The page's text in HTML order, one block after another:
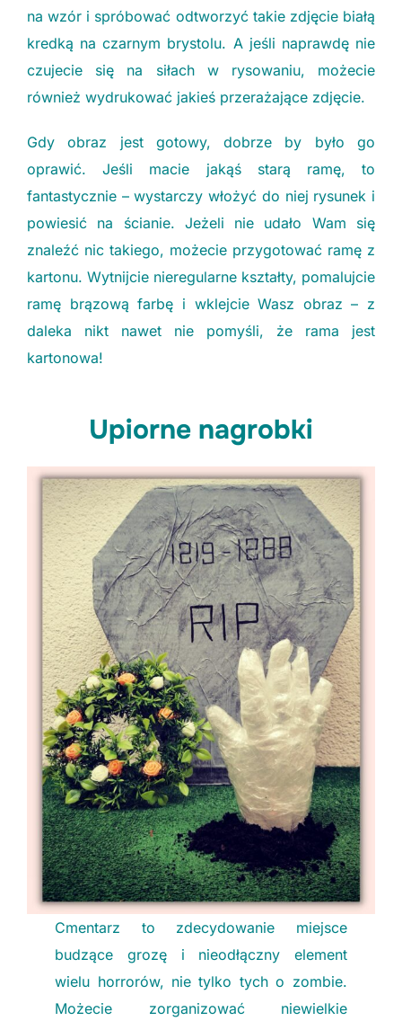
na wzór i spróbować odtworzyć takie zdjęcie białą
kredką na czarnym brystolu. A jeśli naprawdę nie
czujecie się na siłach w rysowaniu, możecie
również wydrukować jakieś przerażające zdjęcie.
Gdy obraz jest gotowy, dobrze by było go
oprawić. Jeśli macie jakąś starą ramę, to
fantastycznie – wystarczy włożyć do niej rysunek i
powiesić na ścianie. Jeżeli nie udało Wam się
znaleźć nic takiego, możecie przygotować ramę z
kartonu. Wytnijcie nieregularne kształty, pomalujcie
ramę brązową farbę i wklejcie Wasz obraz – z
daleka nikt nawet nie pomyśli, że rama jest
kartonowa!
Upiorne nagrobki
Cmentarz to zdecydowanie miejsce
budzące grozę i nieodłączny element
wielu horrorów, nie tylko tych o zombie.
Możecie zorganizować niewielkie